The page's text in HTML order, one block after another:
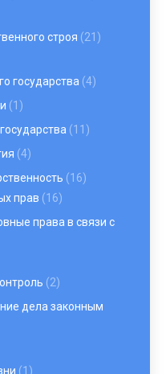
строя (21)
государства (4)
(1)
(11)
(4)
(16)
прав (16)
права в связи с
(2)
дела законным
(1)